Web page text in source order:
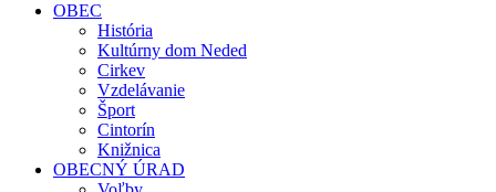
OBEC
História
Kultúrny dom Neded
Cirkev
Vzdelávanie
Šport
Cintorín
Knižnica
OBECNÝ ÚRAD